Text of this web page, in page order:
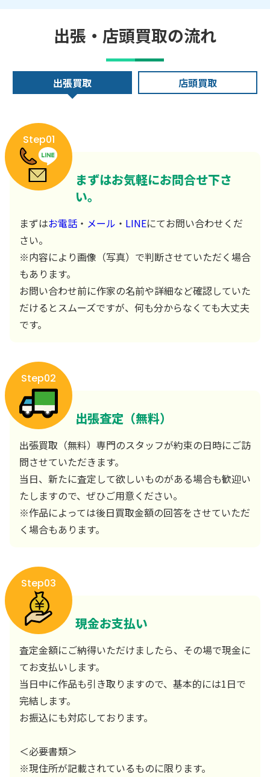
出張・店頭買取の流れ
出張買取 店頭買取
Step01
まずはお気軽にお問合せ下さ
い。
まずはお電話 ・ メール ・ LINEにてお問い合わせくだ
さい。
※内容により画像（写真）で判断させていただく場合
もあります。
お問い合わせ前に作家の名前や詳細など確認していた
だけるとスムーズですが、何も分からなくても大丈夫
です。
Step02
出張査定（無料）
出張買取（無料）専門のスタッフが約束の日時にご訪
問させていただきます。
当日、新たに査定して欲しいものがある場合も歓迎い
たしますので、ぜひご用意ください。
※作品によっては後日買取金額の回答をさせていただ
く場合もあります。
Step03
現金お支払い
査定金額にご納得いただけましたら、その場で現金に
てお支払いします。
当日中に作品も引き取りますので、基本的には1日で
完結します。
お振込にも対応しております。
＜必要書類＞
※現住所が記載されているものに限ります。